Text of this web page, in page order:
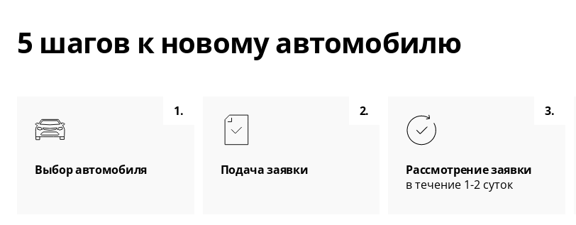
5 шагов к новому автомобилю
1.
Выбор автомобиля
2.
Подача заявки
3.
Рассмотрение заявки
в течение 1-2 суток